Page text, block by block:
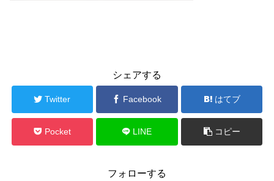
シェアする
Twitter Facebook はてブ
Pocket LINE コピー
フォローする